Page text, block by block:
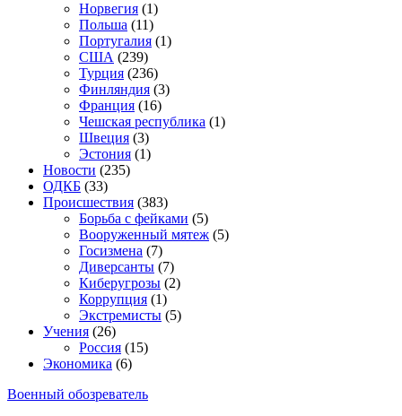
Норвегия (1)
Польша (11)
Португалия (1)
США (239)
Турция (236)
Финляндия (3)
Франция (16)
Чешская республика (1)
Швеция (3)
Эстония (1)
Новости (235)
ОДКБ (33)
Происшествия (383)
Борьба с фейками (5)
Вооруженный мятеж (5)
Госизмена (7)
Диверсанты (7)
Киберугрозы (2)
Коррупция (1)
Экстремисты (5)
Учения (26)
Россия (15)
Экономика (6)
Военный обозреватель